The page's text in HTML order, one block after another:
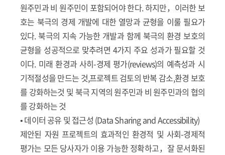
원주민과 비 원주민이 포함되어야 한다. 하지만，이러한 보
호는 북극의 경제 개발에 대한 열망과 균형을 이룰 필요가
있다. 북극의 지속 가능한 개발과 함께 북극의 환경 보호의
균형을 성공적으로 맞추려면 4가지 주요 성과가 필요할 것
이다. 미래 환경과 사히-경제 평가(reviews)의 예측성과 시
기적절성을 만드는 것,프로젝트 검토의 반복 감소,환경 보호
를 강화하는것 및 북극 지역의 원주민과 비 원주민과의 협의
를 강화하는 것
• 데이터 공유 및 접근성 (Data Sharing and Accessibility)
제안된 자원 프로젝트의 효과적인 환경적 및 사회-경제적
평가는 모든 당사자가 이용 가능한 정확하고，잘 문서화된